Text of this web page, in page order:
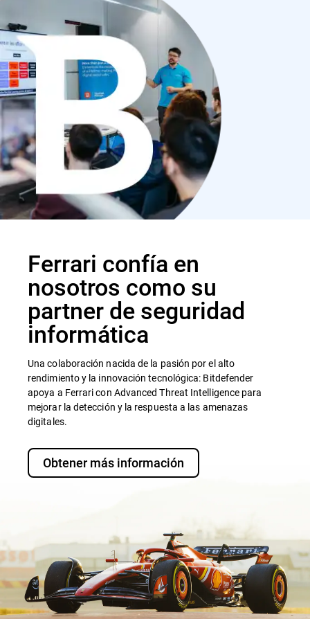
Ferrari confía en
nosotros como su
partner de seguridad
informática
Una colaboración nacida de la pasión por el alto
rendimiento y la innovación tecnológica: Bitdefender
apoya a Ferrari con Advanced Threat Intelligence para
mejorar la detección y la respuesta a las amenazas
digitales.
Obtener más información